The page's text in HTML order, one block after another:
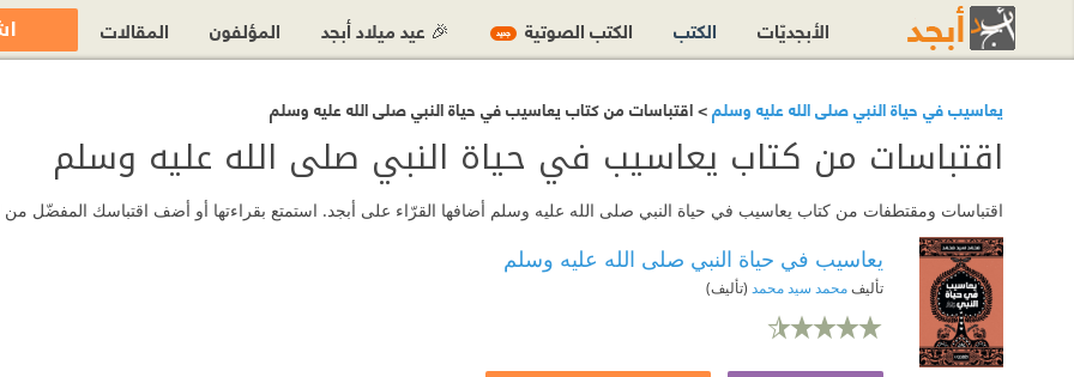
يعاسيب في حياة النبي صلى الله عليه وسلم> اقتباسات من كتاب يعاسيب في حياة النبي صلى الله عليه وسلم
اقتباسات من كتاب يعاسيب في حياة النبي صلى الله عليه وسلم
اقتباسات ومقتطفات من كتاب يعاسيب في حياة النبي صلى الله عليه وسلم أضافها القرّاء على أبجد. استمتع بقراءتها أو أضف اقتباسك المفضّل من
يعاسيب في حياة النبي صلى الله عليه وسلم
تأليفمحمد سيد محمد (تأليف)
الأبجديّات الكتب الكتب الصوتية جديد 🎉 عيد ميلاد أبجد المؤلفون المقالات